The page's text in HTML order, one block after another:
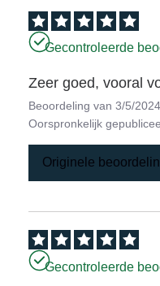
Gecontroleerde
Zeer goed, vooral
Beoordeling van3/5/2024
Oorspronkelijk
Originele
Gecontroleerde